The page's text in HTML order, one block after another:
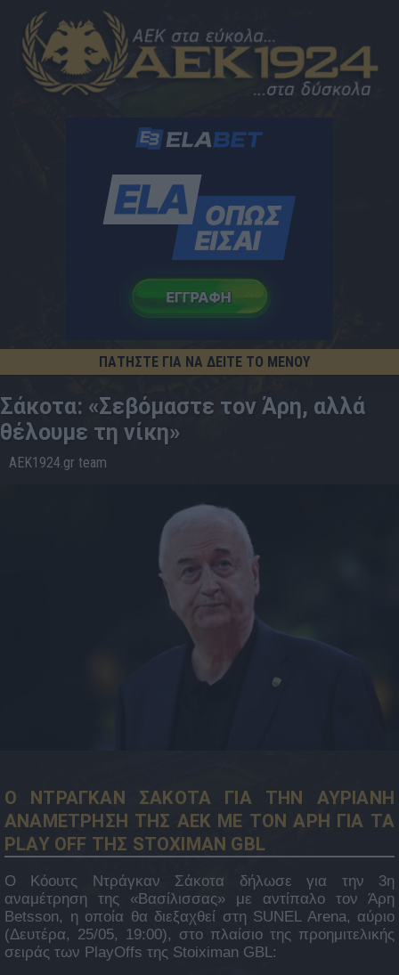
ΠΑΤΗΣΤΕ ΓΙΑ ΝΑ ΔΕΙΤΕ ΤΟ ΜΕΝΟΥ
Σάκοτα: «Σεβόμαστε τον Άρη, αλλά
θέλουμε τη νίκη»
AEK1924.gr team
Ο ΝΤΡΑΓΚΑΝ ΣΑΚΟΤΑ ΓΙΑ ΤΗΝ ΑΥΡΙΑΝΗ
ΑΝΑΜΕΤΡΗΣΗ ΤΗΣ ΑΕΚ ΜΕ ΤΟΝ ΑΡΗ ΓΙΑ ΤΑ
PLAY OFF ΤΗΣ STOXIMAN GBL
O Kόουτς Ντράγκαν Σάκοτα δήλωσε για την 3η
αναμέτρηση της «Βασίλισσας» με αντίπαλο τον Άρη
Βetsson, η οποία θα διεξαχθεί στη SUNEL Arena, αύριο
(Δευτέρα, 25/05, 19:00), στο πλαίσιο της προημιτελικής
σειράς των PlayOffs της Stoiximan GBL: